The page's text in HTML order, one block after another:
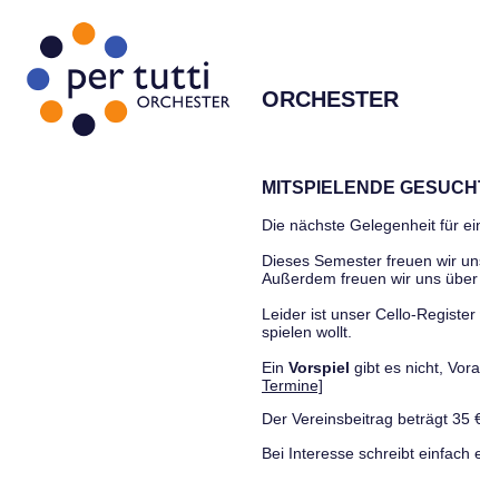
ORCHESTER
MITSPIELENDE
Die nächste Gelegenheit für
Dieses Semester freuen wir
Außerdem freuen wir uns
Leider ist unser Cello-
spielen wollt.
Ein Vorspiel gibt es nicht,
Termine]
Der Vereinsbeitrag beträgt 35
Bei Interesse schreibt einfach